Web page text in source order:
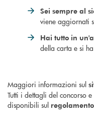
Sei sempre al
viene aggiornati
Hai tutto in
della carta e si
Maggiori informazioni sul
Tutti i dettagli del concorso
disponibili sul regolamento